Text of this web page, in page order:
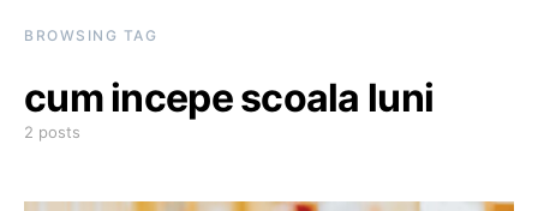
BROWSING TAG
cum incepe scoala luni
2 posts